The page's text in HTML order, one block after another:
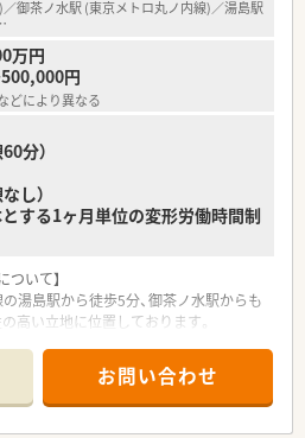
御茶ノ水駅 (東京メトロ丸ノ内線)／湯島駅
万円
円
どにより異なる
分）
し）
する1ヶ月単位の変形労働時間制
ついて】
湯島駅から徒歩5分、御茶ノ水駅からも
高い立地に位置しております。
おり、幅広い知識を習得できます。
ゆとりある人員体制を整えており、一
抑えることで丁寧な対応が可能です。
お問い合わせ